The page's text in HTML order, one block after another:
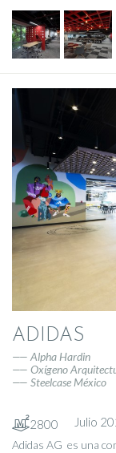
ADIDAS
Alpha Hardin
Oxígeno
Steelcase México
2800 Julio
Adidas AG ​ es una